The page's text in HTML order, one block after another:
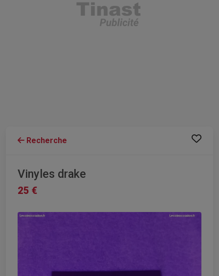
Recherche
Vinyles drake
25 €